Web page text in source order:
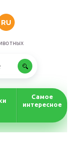
RU
Самое
интересное